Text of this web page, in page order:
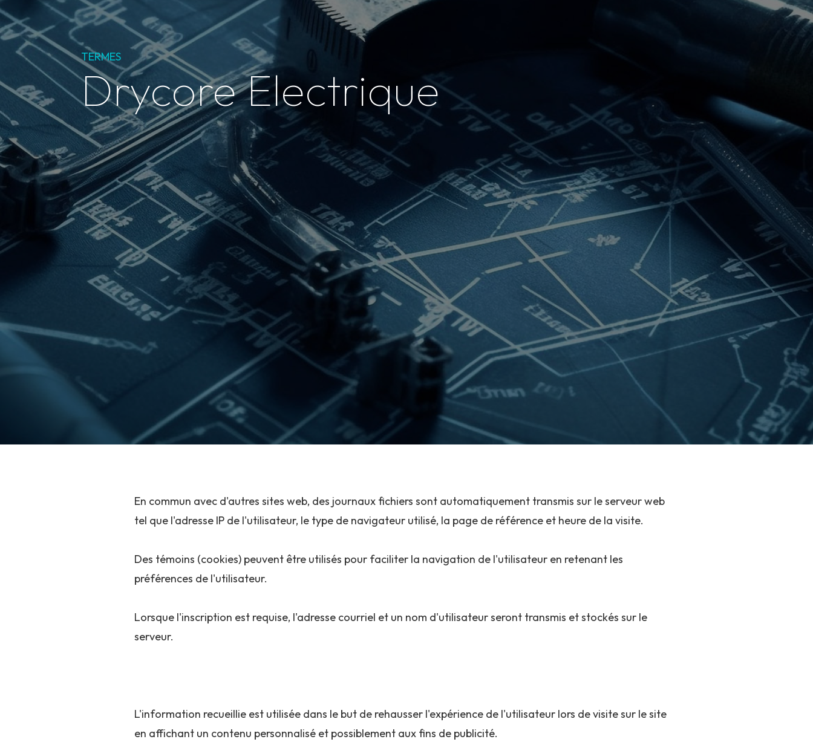
TERMES
Drycore Electrique
En commun avec d'autres sites web, des journaux fichiers sont automatiquement transmis sur le serveur web
tel que l'adresse IP de l'utilisateur, le type de navigateur utilisé, la page de référence et heure de la visite.
Des témoins (cookies) peuvent être utilisés pour faciliter la navigation de l'utilisateur en retenant les
préférences de l'utilisateur.
Lorsque l'inscription est requise, l'adresse courriel et un nom d'utilisateur seront transmis et stockés sur le
serveur.
L'information recueillie est utilisée dans le but de rehausser l'expérience de l'utilisateur lors de visite sur le site
en affichant un contenu personnalisé et possiblement aux fins de publicité.